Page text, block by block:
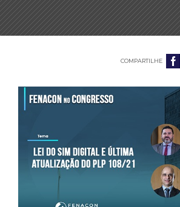
COMPARTILHE